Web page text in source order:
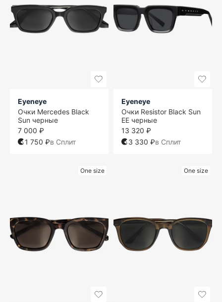
Eyeneye
Очки Mercedes Black
Sun черные
7 000 ₽
1 750 ₽в Сплит
Eyeneye
Очки Resistor Black Sun
EE черные
13 320 ₽
3 330 ₽в Сплит
One size One size